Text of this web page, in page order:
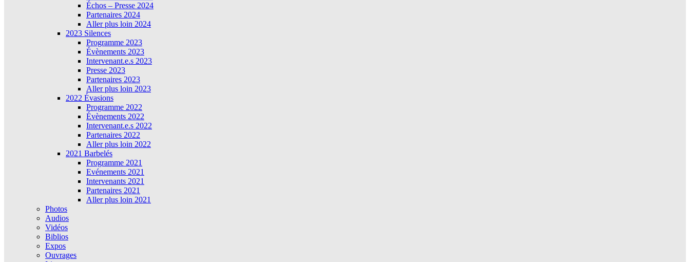
Échos – Presse 2024
Partenaires 2024
Aller plus loin 2024
2023 Silences
Programme 2023
Évènements 2023
Intervenant.e.s 2023
Presse 2023
Partenaires 2023
Aller plus loin 2023
2022 Évasions
Programme 2022
Évènements 2022
Intervenant.e.s 2022
Partenaires 2022
Aller plus loin 2022
2021 Barbelés
Programme 2021
Evénements 2021
Intervenants 2021
Partenaires 2021
Aller plus loin 2021
Photos
Audios
Vidéos
Biblios
Expos
Ouvrages